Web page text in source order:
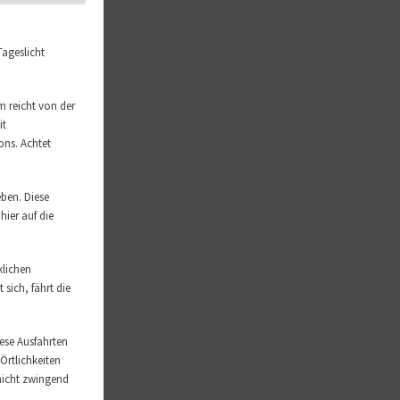
reicht von der
Achtet
Diese
auf die
sich, fährt die
Ausfahrten
zwingend